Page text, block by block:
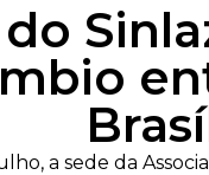
a sede da